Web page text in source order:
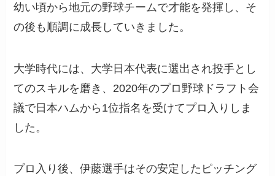
幼い頃から地元の野球チームで才能を発揮し、そ
の後も順調に成長していきました。
大学時代には、大学日本代表に選出され投手とし
てのスキルを磨き、2020年のプロ野球ドラフト会
議で日本ハムから1位指名を受けてプロ入りしま
した。
プロ入り後、伊藤選手はその安定したピッチング